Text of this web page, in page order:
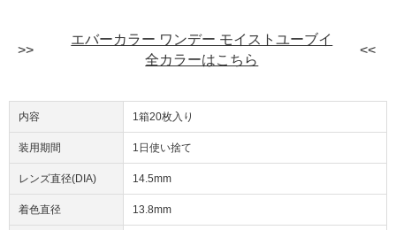
エバーカラー ワンデー モイストユーブイ
全カラーはこちら
内容 1箱20枚入り
装用期間 1日使い捨て
レンズ直径(DIA) 14.5mm
着色直径 13.8mm